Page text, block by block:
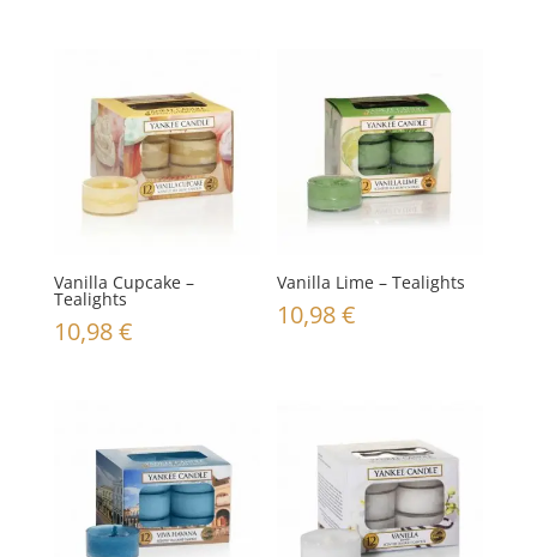
Vanilla Cupcake –
Tealights
10,98€
Vanilla Lime – Tealights
10,98€